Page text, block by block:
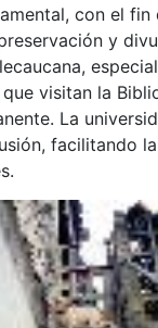
con el fin
y
visitan la
La
facilitando